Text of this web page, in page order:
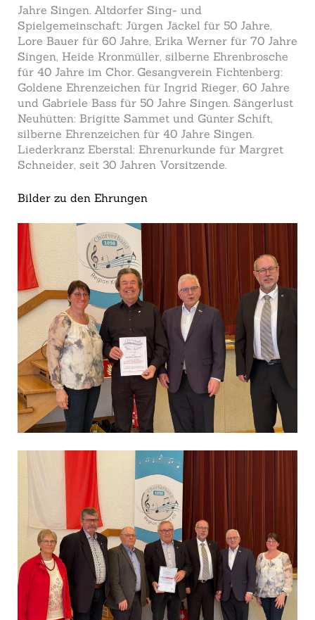
Jahre Singen. Altdorfer Sing- und
Spielgemeinschaft: Jürgen Jäckel für 50 Jahre,
Lore Bauer für 60 Jahre, Erika Werner für 70 Jahre
Singen, Heide Kronmüller, silberne Ehrenbrosche
für 40 Jahre im Chor. Gesangverein Fichtenberg:
Goldene Ehrenzeichen für Ingrid Rieger, 60 Jahre
und Gabriele Bass für 50 Jahre Singen. Sängerlust
Neuhütten: Brigitte Sammet und Günter Schift,
silberne Ehrenzeichen für 40 Jahre Singen.
Liederkranz Eberstal: Ehrenurkunde für Margret
Schneider, seit 30 Jahren Vorsitzende.
Bilder zu den Ehrungen